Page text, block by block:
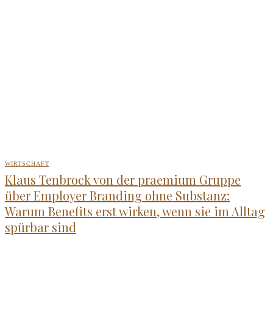
WIRTSCHAFT
Klaus Tenbrock von der praemium Gruppe
über Employer Branding ohne Substanz:
Warum Benefits erst wirken, wenn sie im Alltag
spürbar sind